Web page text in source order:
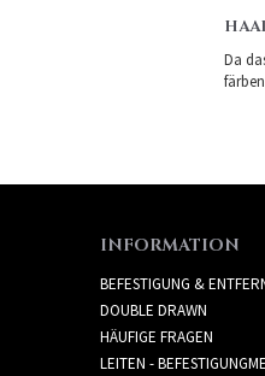
Da
INFORMATION
BEFESTIGUNG &
DOUBLE DRAWN
HÄUFIGE FRAGEN
LEITEN -